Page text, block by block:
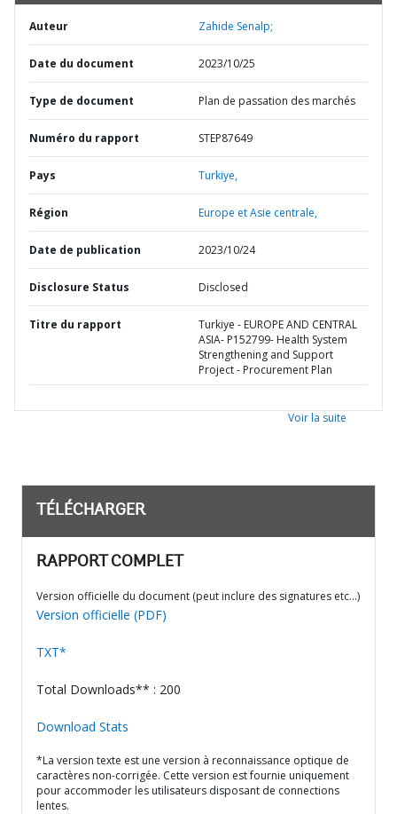
Auteur Zahide Senalp;
Date du document 2023/10/25
Type de document Plan de passation des marchés
Numéro du rapport STEP87649
Pays Turkiye,
Région Europe et Asie centrale,
Date de publication 2023/10/24
Disclosure Status Disclosed
Titre du rapport
Turkiye - EUROPE AND CENTRAL
ASIA- P152799- Health System
Strengthening and Support
Project - Procurement Plan
Voir la suite
TÉLÉCHARGER
RAPPORT COMPLET
Version officielle du document (peut inclure des signatures etc…)
Version officielle (PDF)
TXT*
Total Downloads** : 200
Download Stats
*La version texte est une version à reconnaissance optique de
caractères non-corrigée. Cette version est fournie uniquement
pour accommoder les utilisateurs disposant de connections
lentes.